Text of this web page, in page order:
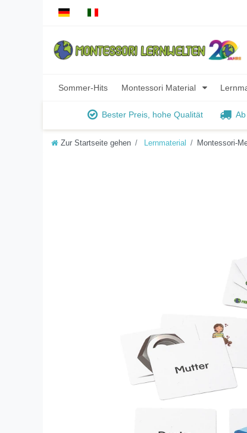
Sommer-Hits Montessori Material
Bester Preis, hohe Qualität
Zur Startseite gehen Lernmaterial Montessori-